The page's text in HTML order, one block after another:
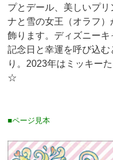
プとデール、美しいプ
ナと雪の女王（オラフ
飾ります。ディズニー
記念日と幸運を呼び込
り。2023年はミッキー
☆
■ページ見本